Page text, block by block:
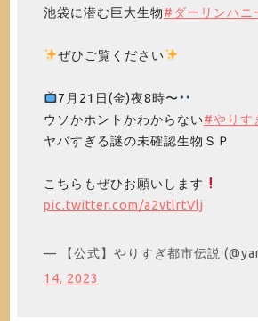
池袋に潜む巨大生物#ダーリンハニ
ぜひご覧ください
7月21日(金)夜8時〜
ウソかホントかわからない#やりす
ヤバすぎる謎の未確認生物ＳＰ
こちらもぜひお願いします
pic.twitter.com/a2vtlrtVlj
— 【公式】やりすぎ都市伝説
14, 2023